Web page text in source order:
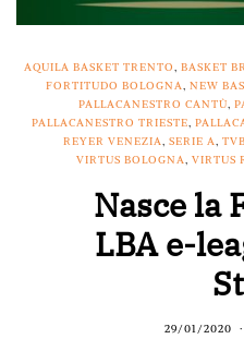
AQUILA BASKET TRENTO BASKET
FORTITUDO BOLOGNA
NEW
PALLACANESTRO CANTÙ
PALLACANESTRO TRIESTE
REYER VENEZIA
SERIE A
VIRTUS BOLOGNA
VIRTUS
Nasce la
LBA e-
29/01/2020